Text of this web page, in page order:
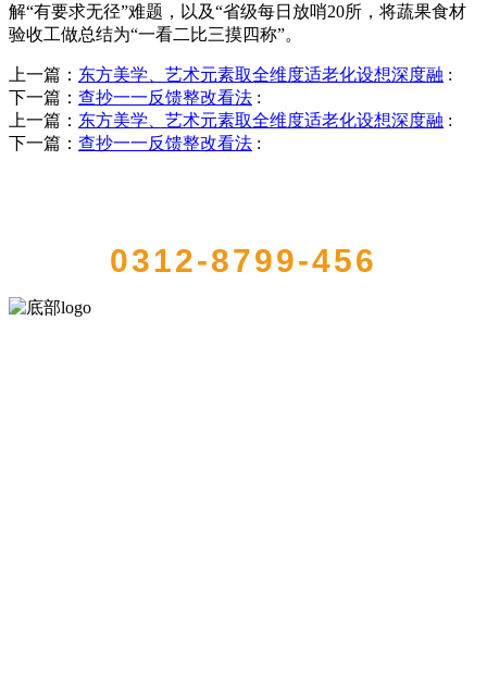
解“有要求无径”难题，以及“省级每日放哨20所，将蔬果食材
验收工做总结为“一看二比三摸四称”。
上一篇： 东方美学、艺术元素取全维度适老化设想深度融 :
下一篇： 查抄一一反馈整改看法 :
上一篇： 东方美学、艺术元素取全维度适老化设想深度融 :
下一篇： 查抄一一反馈整改看法 :
0312-8799-456